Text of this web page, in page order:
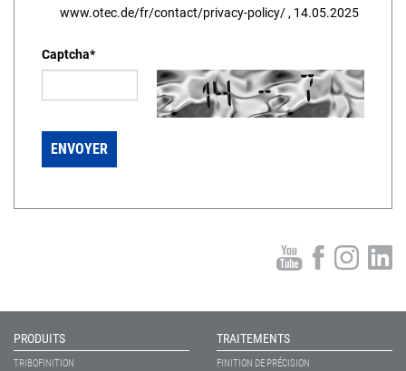
www.otec.de/fr/contact/privacy-policy/ , 14.05.2025
Captcha*
PRODUITS
TRIBOFINITION
TRAITEMENTS
FINITION DE PRÉCISION